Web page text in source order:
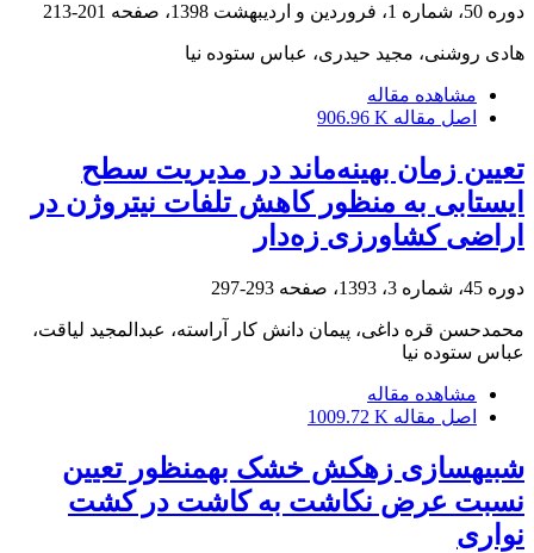
دوره 50، شماره 1، فروردین و اردیبهشت 1398، صفحه 201-213
هادی روشنی، مجید حیدری، عباس ستوده نیا
مشاهده مقاله
اصل مقاله 906.96 K
تعیین زمان بهینه‌ماند در مدیریت سطح
ایستابی به منظور کاهش تلفات نیتروژن در
اراضی کشاورزی زه‌دار
دوره 45، شماره 3، 1393، صفحه 293-297
محمدحسن قره داغی، پیمان دانش کار آراسته، عبدالمجید لیاقت،
عباس ستوده نیا
مشاهده مقاله
اصل مقاله 1009.72 K
شبیه‏سازی زهکش خشک به‏منظور تعیین
نسبت عرض نکاشت به کاشت در کشت
نواری